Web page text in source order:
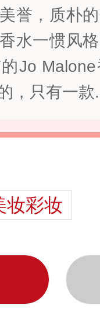
誉，质朴
水一惯风
Jo
，只有一
妆彩妆